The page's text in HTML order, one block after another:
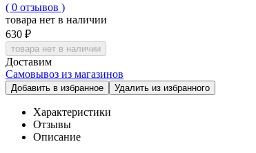
( 0 отзывов )
товара нет в наличии
630 ₽
товара нет в наличии
Доставим
Самовывоз из магазинов
Добавить в избранное Удалить из избранного
Характеристики
Отзывы
Описание